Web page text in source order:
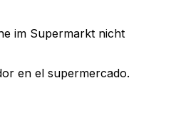
im Supermarkt nicht
en el supermercado.